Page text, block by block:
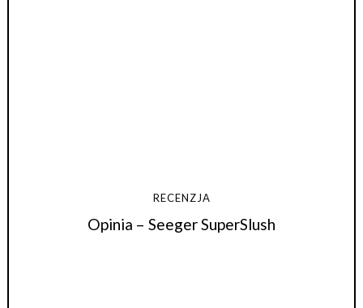
RECENZJA
Opinia – Seeger SuperSlush